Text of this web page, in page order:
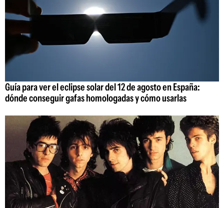
Guía para ver el eclipse solar del 12 de agosto en España:
dónde conseguir gafas homologadas y cómo usarlas